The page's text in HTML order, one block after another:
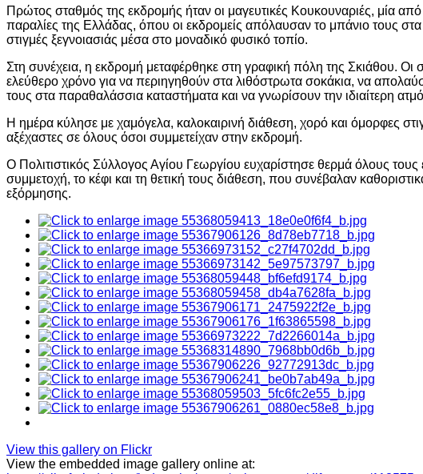
Πρώτος σταθμός της εκδρομής ήταν οι μαγευτικές Κουκουναριές, μία από
παραλίες της Ελλάδας, όπου οι εκδρομείς απόλαυσαν το μπάνιο τους στα
στιγμές ξεγνοιασιάς μέσα στο μοναδικό φυσικό τοπίο.
Στη συνέχεια, η εκδρομή μεταφέρθηκε στη γραφική πόλη της Σκιάθου. Οι
ελεύθερο χρόνο για να περιηγηθούν στα λιθόστρωτα σοκάκια, να
τους στα παραθαλάσσια καταστήματα και να γνωρίσουν την ιδιαίτερη
Η ημέρα κύλησε με χαμόγελα, καλοκαιρινή διάθεση, χορό και όμορφες
αξέχαστες σε όλους όσοι συμμετείχαν στην εκδρομή.
Ο Πολιτιστικός Σύλλογος Αγίου Γεωργίου ευχαρίστησε θερμά όλους τους
συμμετοχή, το κέφι και τη θετική τους διάθεση, που συνέβαλαν
εξόρμησης.
View this gallery on Flickr
View the embedded image gallery online at: